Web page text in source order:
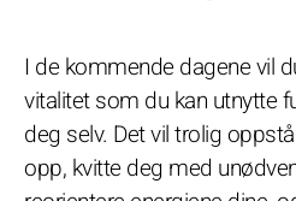
I de kommende dagene vil
vitalitet som du kan utnytte
deg selv. Det vil trolig
opp, kvitte deg med